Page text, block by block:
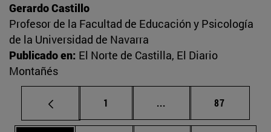
Gerardo Castillo
Profesor de la Facultad de Educación y Psicología
de la Universidad de Navarra
Publicado en: El Norte de Castilla, El Diario
Montañés
Página
1 ... Páginas intermedias
Página
87